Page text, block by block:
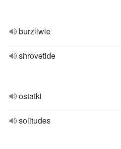
burzliwie
shrovetide
ostatki
solitudes